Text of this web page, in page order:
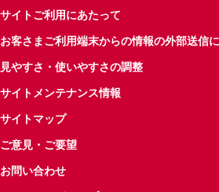
サイトご利用にあたって
お客さまご利用端末からの情報の外部送信
見やすさ・使いやすさの調整
サイトメンテナンス情報
サイトマップ
ご意見・ご要望
お問い合わせ